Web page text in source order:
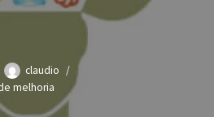
claudio
melhoria